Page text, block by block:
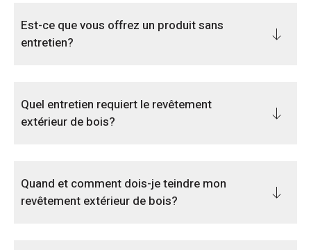
Est-ce que vous offrez un produit sans
entretien?
Quel entretien requiert le revêtement
extérieur de bois?
Quand et comment dois-je teindre mon
revêtement extérieur de bois?